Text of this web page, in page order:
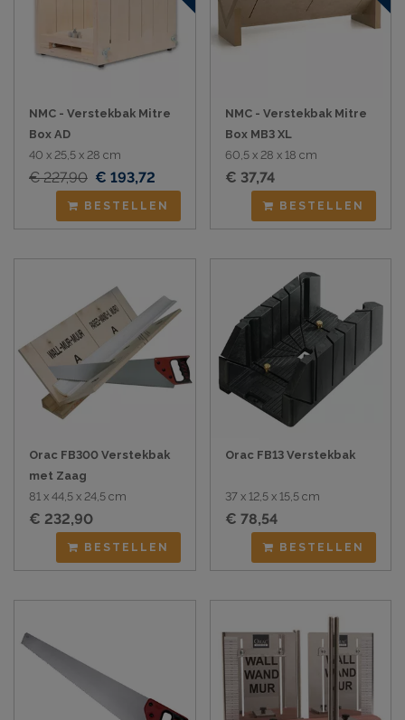
NMC - Verstekbak Mitre
Box AD
40 x 25,5 x 28 cm
€ 227,90 € 193,72
BESTELLEN
NMC - Verstekbak Mitre
Box MB3 XL
60,5 x 28 x 18 cm
€ 37,74
BESTELLEN
Orac FB300 Verstekbak
met Zaag
81 x 44,5 x 24,5 cm
€ 232,90
BESTELLEN
Orac FB13 Verstekbak
37 x 12,5 x 15,5 cm
€ 78,54
BESTELLEN